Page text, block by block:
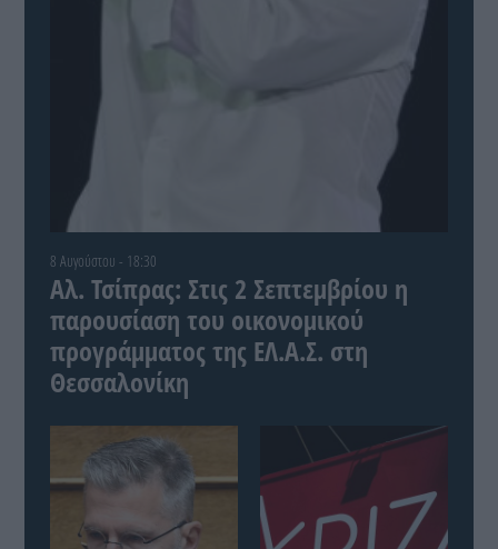
8 Αυγούστου - 18:30
Αλ. Τσίπρας: Στις 2 Σεπτεμβρίου η
παρουσίαση του οικονομικού
προγράμματος της ΕΛ.Α.Σ. στη
Θεσσαλονίκη